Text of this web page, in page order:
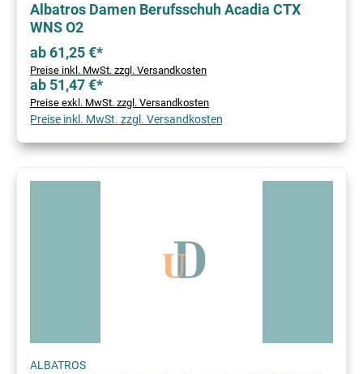
Albatros Damen Berufsschuh Acadia CTX
WNS O2
ab 61,25 €*
Preise inkl. MwSt. zzgl. Versandkosten
ab 51,47 €*
Preise exkl. MwSt. zzgl. Versandkosten
Preise inkl. MwSt. zzgl. Versandkosten
ALBATROS